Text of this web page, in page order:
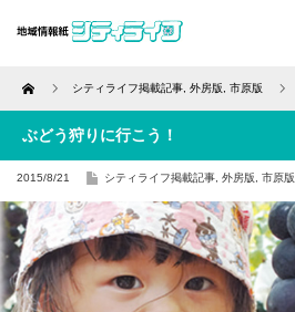
Home シティライフ掲載記事 外房版 市原版
ぶどう狩りに行こう！
2015/8/21 シティライフ掲載記事 外房版 市原版